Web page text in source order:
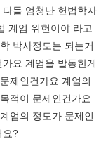
들 엄청난 헌법학자
계엄 위헌이야 라고
박사정도는 되는거
요 계엄을 발동한게
제인건가요 계엄의
적이 문제인건가요
엄의 정도가 문제인
요?